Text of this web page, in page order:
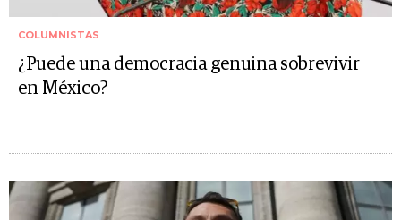
COLUMNISTAS
¿Puede una democracia genuina sobrevivir
en México?